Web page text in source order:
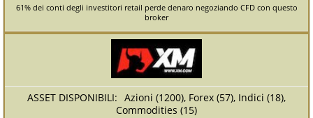
61% dei conti degli investitori retail perde denaro negoziando CFD con questo
broker
Azioni (1200), Forex (57), Indici (18),
Commodities (15)